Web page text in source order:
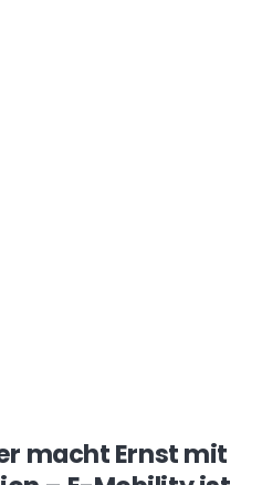
macht Ernst mit